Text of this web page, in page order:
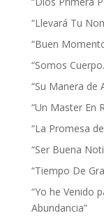
“Llevará Tu
“Buen
“Somos
“Su Manera de
“Un Master En
“La Promesa
“Ser Buena
“Tiempo De
“Yo he Venido
Abundancia”